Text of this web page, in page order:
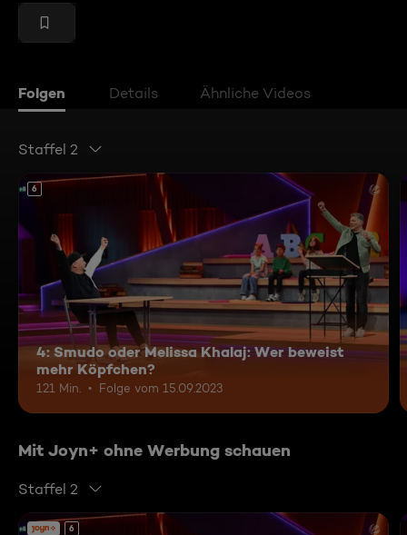
Folgen Details Ähnliche Videos
Staffel 2
6
4: Smudo oder Melissa Khalaj: Wer beweist
mehr Köpfchen?
121 Min. Folge vom 15.09.2023
Mit Joyn+ ohne Werbung schauen
Staffel 2
6